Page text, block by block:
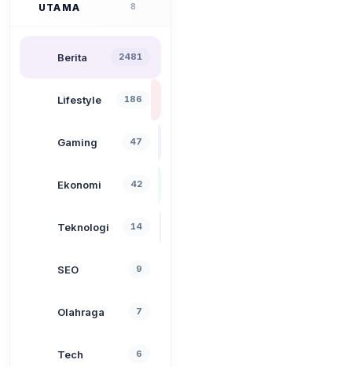
UTAMA
8
Berita 2481
Lifestyle 186
Gaming 47
Ekonomi 42
Teknologi 14
SEO 9
Olahraga 7
Tech 6